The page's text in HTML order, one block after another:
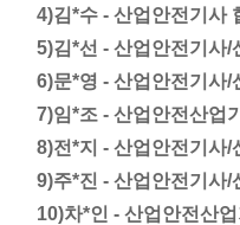
4)김*수 - 산업안전기사
5)김*선 - 산업안전기사/
6)문*영 - 산업안전기사/
7)임*조 - 산업안전산업
8)전*지 - 산업안전기사/
9)주*진 - 산업안전기사/
10)차*인 - 산업안전산